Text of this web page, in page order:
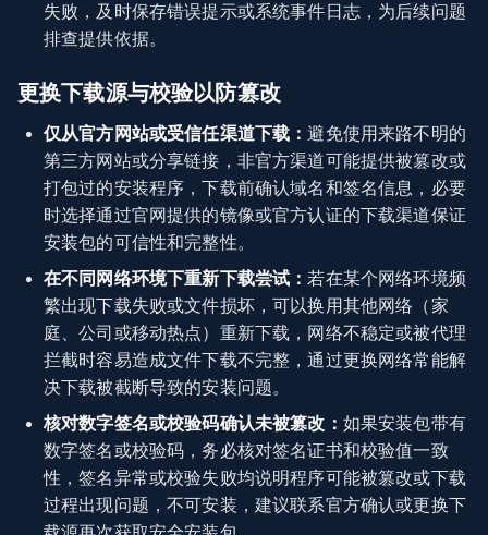
失败，及时保存错误提示或系统事件日志，为后续问题
排查提供依据。
更换下载源与校验以防篡改
仅从官方网站或受信任渠道下载：避免使用来路不明的
第三方网站或分享链接，非官方渠道可能提供被篡改或
打包过的安装程序，下载前确认域名和签名信息，必要
时选择通过官网提供的镜像或官方认证的下载渠道保证
安装包的可信性和完整性。
在不同网络环境下重新下载尝试： 若在某个网络环境频
繁出现下载失败或文件损坏，可以换用其他网络（家
庭、公司或移动热点）重新下载，网络不稳定或被代理
拦截时容易造成文件下载不完整，通过更换网络常能解
决下载被截断导致的安装问题。
核对数字签名或校验码确认未被篡改： 如果安装包带有
数字签名或校验码，务必核对签名证书和校验值一致
性，签名异常或校验失败均说明程序可能被篡改或下载
过程出现问题，不可安装，建议联系官方确认或更换下